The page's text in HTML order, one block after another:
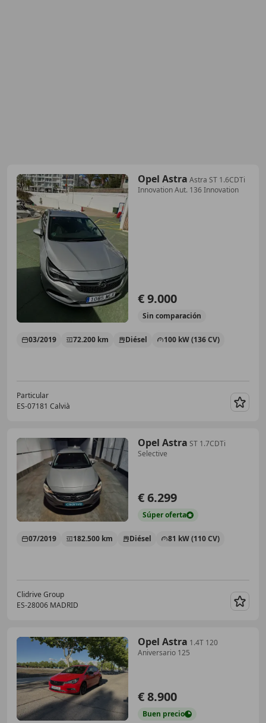
Opel Astra Astra ST 1.6CDTi
Innovation Aut. 136 Innovation
€ 9.000
Sin comparación
03/2019 72.200 km Diésel 100 kW (136 CV)
Particular
ES-07181 Calvià
Opel Astra ST 1.7CDTi
Selective
€ 6.299
Súperoferta
07/2019 182.500 km Diésel 81 kW (110 CV)
Clidrive Group
ES-28006 MADRID
Opel Astra 1.4T 120
Aniversario 125
€ 8.900
Buen precio